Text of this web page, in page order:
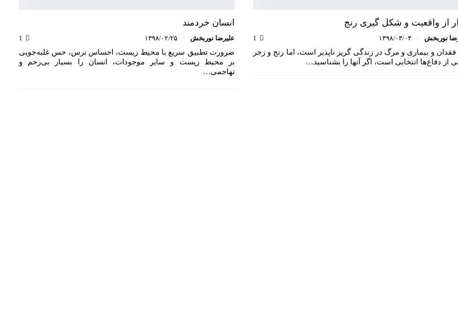
از واقعیت و شکل گیری رنج
نوربخش ۱۳۹۸/۰۳/۰۴
فقدان و بیماری و مرگ در زندگی گریز‌ ناپذیر است، اما رنج و زجر
از دفاع‌ها انتخابی است، اگر آنها را بشناسید…
انسان خردمند
علیرضا نوربخش ۱۳۹۸/۰۲/۲۵
ضرورت تطبیق سریع با محیط زیست، احساس ترس، حس غلبه‌جویی
بر محیط‌ زیست و سایر موجودات، انسان را بسیار بی‌رحم و
تهاجمی…